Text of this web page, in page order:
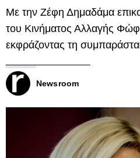
Με την Ζέφη Δημαδάμα
του Κινήματος Αλλαγής
εκφράζοντας τη
Newsroom